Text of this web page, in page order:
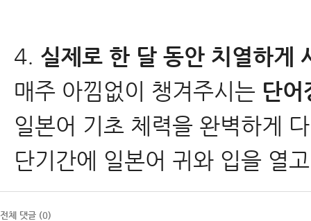
4. 실제로 한 달 동안 치열하게
매주 아낌없이 챙겨주시는 단
일본어 기초 체력을 완벽하게
단기간에 일본어 귀와 입을 열
전체 댓글 (0)